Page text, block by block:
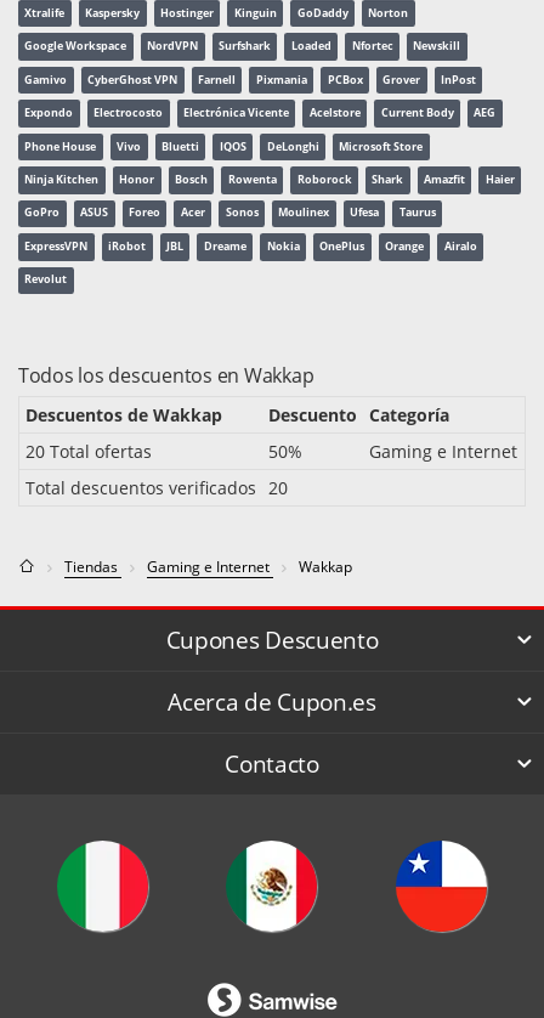
Xtralife Kaspersky Hostinger Kinguin GoDaddy Norton
Google Workspace NordVPN Surfshark Loaded Nfortec Newskill
Gamivo CyberGhost VPN Farnell Pixmania PCBox Grover InPost
Expondo Electrocosto Electrónica Vicente Acelstore Current Body AEG
Phone House Vivo Bluetti IQOS DeLonghi Microsoft Store
Ninja Kitchen Honor Bosch Rowenta Roborock Shark Amazfit Haier
GoPro ASUS Foreo Acer Sonos Moulinex Ufesa Taurus
ExpressVPN iRobot JBL Dreame Nokia OnePlus Orange Airalo
Revolut
Todos los descuentos en Wakkap
Descuentos de Wakkap Descuento Categoría
20 Total ofertas
50%
Gaming e Internet
Total descuentos verificados 20
Tiendas Gaming e Internet Wakkap
Cupones Descuento
Acerca de Cupon.es
Contacto